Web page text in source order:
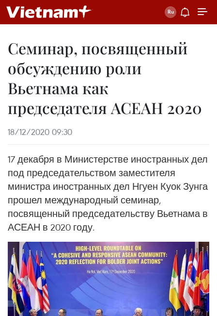
Семинар, посвященный
обсуждению роли
Вьетнама как
председателя АСЕАН 2020
18/12/2020 09:30
17 декабря в Министерстве иностранных дел
под председательством заместителя
министра иностранных дел Нгуен Куок Зунга
прошел международный семинар,
посвященный председательству Вьетнама в
АСЕАН в 2020 году.